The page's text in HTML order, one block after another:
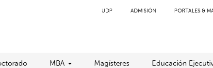
UDP ADMISIÓN PORTALES &
MBA Magísteres Educación